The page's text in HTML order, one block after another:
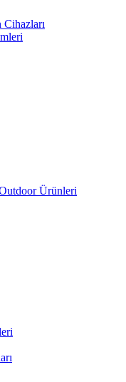
Ürünleri